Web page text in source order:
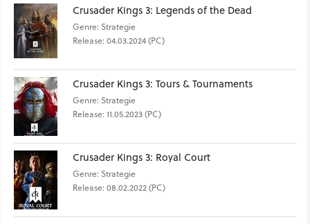
Crusader Kings 3: Legends of the Dead
Genre: Strategie
Release: 04.03.2024 (PC)
Crusader Kings 3: Tours & Tournaments
Genre: Strategie
Release: 11.05.2023 (PC)
Crusader Kings 3: Royal Court
Genre: Strategie
Release: 08.02.2022 (PC)